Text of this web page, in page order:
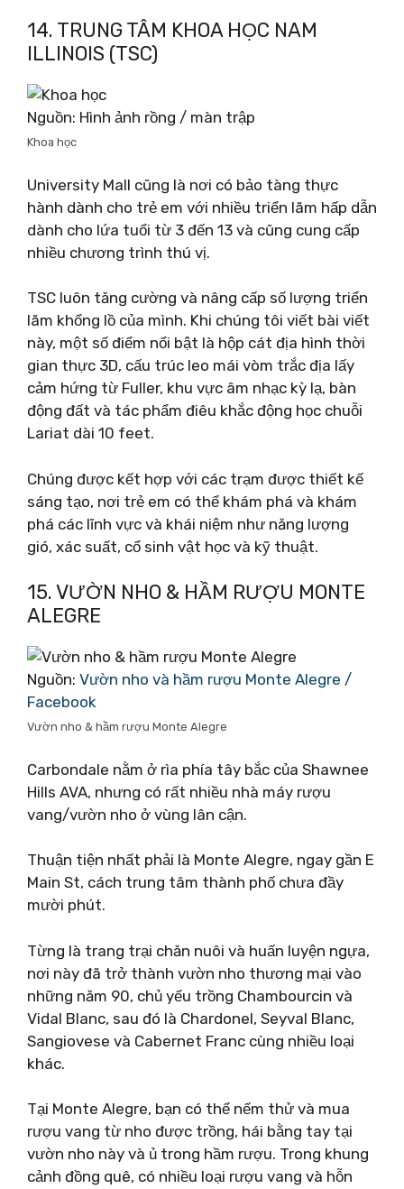
14. TRUNG TÂM KHOA HỌC NAM
ILLINOIS (TSC)
Nguồn: Hình ảnh rồng / màn trập
Khoa học
University Mall cũng là nơi có bảo tàng thực
hành dành cho trẻ em với nhiều triển lãm hấp dẫn
dành cho lứa tuổi từ 3 đến 13 và cũng cung cấp
nhiều chương trình thú vị.
TSC luôn tăng cường và nâng cấp số lượng triển
lãm khổng lồ của mình. Khi chúng tôi viết bài viết
này, một số điểm nổi bật là hộp cát địa hình thời
gian thực 3D, cấu trúc leo mái vòm trắc địa lấy
cảm hứng từ Fuller, khu vực âm nhạc kỳ lạ, bàn
động đất và tác phẩm điêu khắc động học chuỗi
Lariat dài 10 feet.
Chúng được kết hợp với các trạm được thiết kế
sáng tạo, nơi trẻ em có thể khám phá và khám
phá các lĩnh vực và khái niệm như năng lượng
gió, xác suất, cổ sinh vật học và kỹ thuật.
15. VƯỜN NHO & HẦM RƯỢU MONTE
ALEGRE
Nguồn: Vườn nho và hầm rượu Monte Alegre /
Facebook
Vườn nho & hầm rượu Monte Alegre
Carbondale nằm ở rìa phía tây bắc của Shawnee
Hills AVA, nhưng có rất nhiều nhà máy rượu
vang/vườn nho ở vùng lân cận.
Thuận tiện nhất phải là Monte Alegre, ngay gần E
Main St, cách trung tâm thành phố chưa đầy
mười phút.
Từng là trang trại chăn nuôi và huấn luyện ngựa,
nơi này đã trở thành vườn nho thương mại vào
những năm 90, chủ yếu trồng Chambourcin và
Vidal Blanc, sau đó là Chardonel, Seyval Blanc,
Sangiovese và Cabernet Franc cùng nhiều loại
khác.
Tại Monte Alegre, bạn có thể nếm thử và mua
rượu vang từ nho được trồng, hái bằng tay tại
vườn nho này và ủ trong hầm rượu. Trong khung
cảnh đồng quê, có nhiều loại rượu vang và hỗn